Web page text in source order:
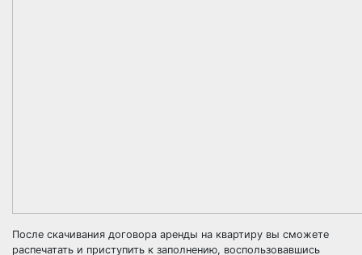
После скачивания договора аренды на квартиру вы сможете
распечатать и приступить к заполнению, воспользовавшись